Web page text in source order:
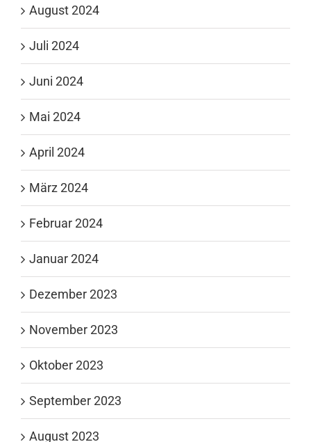
August 2024
Juli 2024
Juni 2024
Mai 2024
April 2024
März 2024
Februar 2024
Januar 2024
Dezember 2023
November 2023
Oktober 2023
September 2023
August 2023